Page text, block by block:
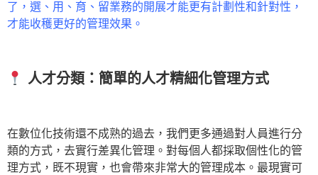
了，選、用、育、留業務的開展才能更有計劃性和針對性，
才能收穫更好的管理效果。
人才分類：簡單的人才精細化管理方式
在數位化技術還不成熟的過去，我們更多通過對人員進行分
類的方式，去實行差異化管理。對每個人都採取個性化的管
理方式，既不現實，也會帶來非常大的管理成本。最現實可